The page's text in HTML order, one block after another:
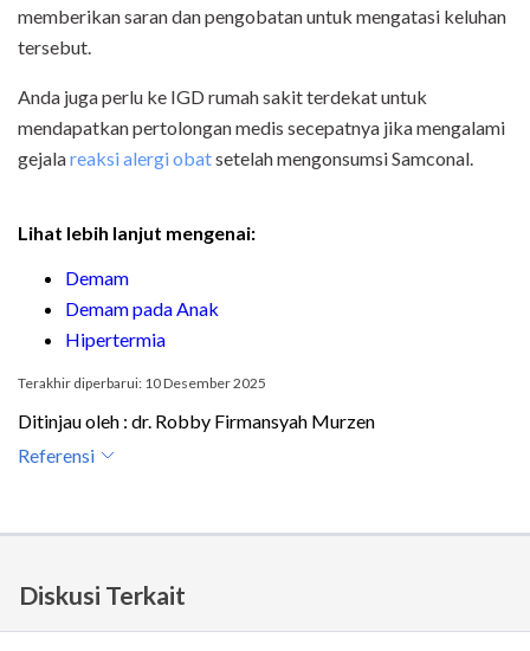
memberikan saran dan pengobatan untuk mengatasi keluhan
tersebut.
Anda juga perlu ke IGD rumah sakit terdekat untuk
mendapatkan pertolongan medis secepatnya jika mengalami
gejalareaksi alergi obatsetelah mengonsumsiSamconal.
Lihat lebih lanjut mengenai:
Demam
Demam pada Anak
Hipertermia
Terakhir diperbarui: 10 Desember 2025